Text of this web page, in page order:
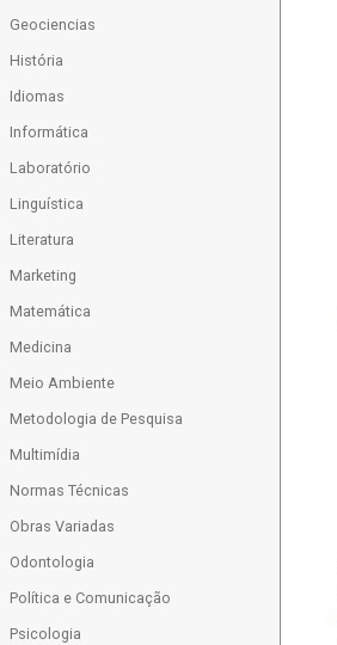
Geociencias
História
Idiomas
Informática
Laboratório
Linguística
Literatura
Marketing
Matemática
Medicina
Meio Ambiente
Metodologia de Pesquisa
Multimídia
Normas Técnicas
Obras Variadas
Odontologia
Política e Comunicação
Psicologia